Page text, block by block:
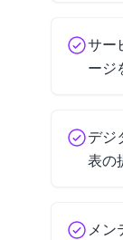
サー
ージ
デジ
表の
メン